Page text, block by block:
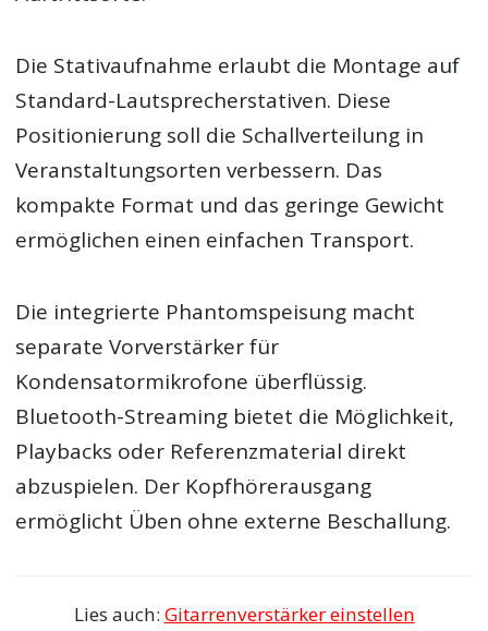
Die Stativaufnahme erlaubt die Montage auf
Standard-Lautsprecherstativen. Diese
Positionierung soll die Schallverteilung in
Veranstaltungsorten verbessern. Das
kompakte Format und das geringe Gewicht
ermöglichen einen einfachen Transport.
Die integrierte Phantomspeisung macht
separate Vorverstärker für
Kondensatormikrofone überflüssig.
Bluetooth-Streaming bietet die Möglichkeit,
Playbacks oder Referenzmaterial direkt
abzuspielen. Der Kopfhörerausgang
ermöglicht Üben ohne externe Beschallung.
Lies auch: Gitarrenverstärker einstellen